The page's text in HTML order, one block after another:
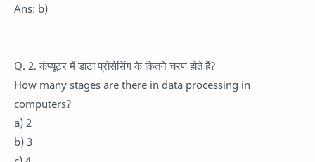
Ans: b)
Q. 2. कंप्यूटर में डाटा प्रोसेसिंग के कितने चरण होते हैं?
How many stages are there in data processing in
computers?
a) 2
b) 3